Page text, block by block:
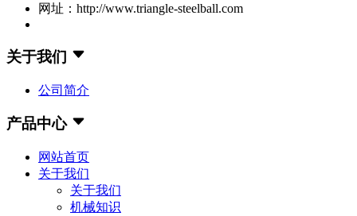
网址：http://www.triangle-steelball.com
关于我们
公司简介
产品中心
网站首页
关于我们
关于我们
机械知识